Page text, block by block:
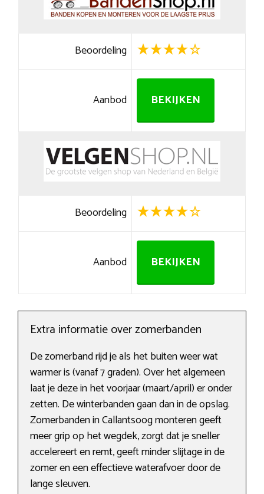
Beoordeling
Aanbod BEKIJKEN
Beoordeling
Aanbod BEKIJKEN
Extra informatie over zomerbanden
De zomerband rijd je als het buiten weer wat
warmer is (vanaf 7 graden). Over het algemeen
laat je deze in het voorjaar (maart/april) er onder
zetten. De winterbanden gaan dan in de opslag.
Zomerbanden in Callantsoog monteren geeft
meer grip op het wegdek, zorgt dat je sneller
accelereert en remt, geeft minder slijtage in de
zomer en een effectieve waterafvoer door de
lange sleuven.